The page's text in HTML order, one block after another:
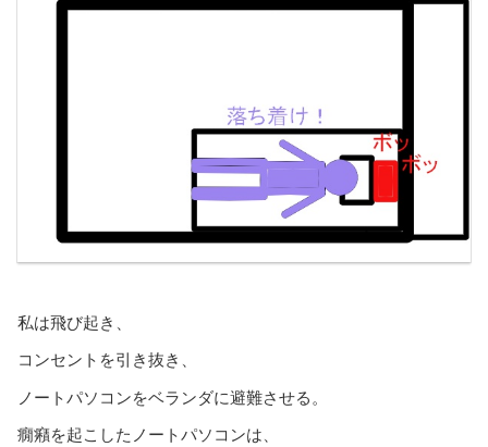
私は飛び起き、
コンセントを引き抜き、
ノートパソコンをベランダに避難させる。
癇癪を起こしたノートパソコンは、